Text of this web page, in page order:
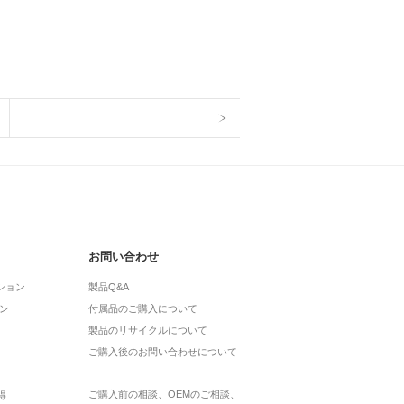
ョン
お問い合わせ
製品Q&A
付属品のご購入について
製品のリサイクルについて
ご購入後のお問い合わせについて
ご購入前の相談、OEMのご相談、